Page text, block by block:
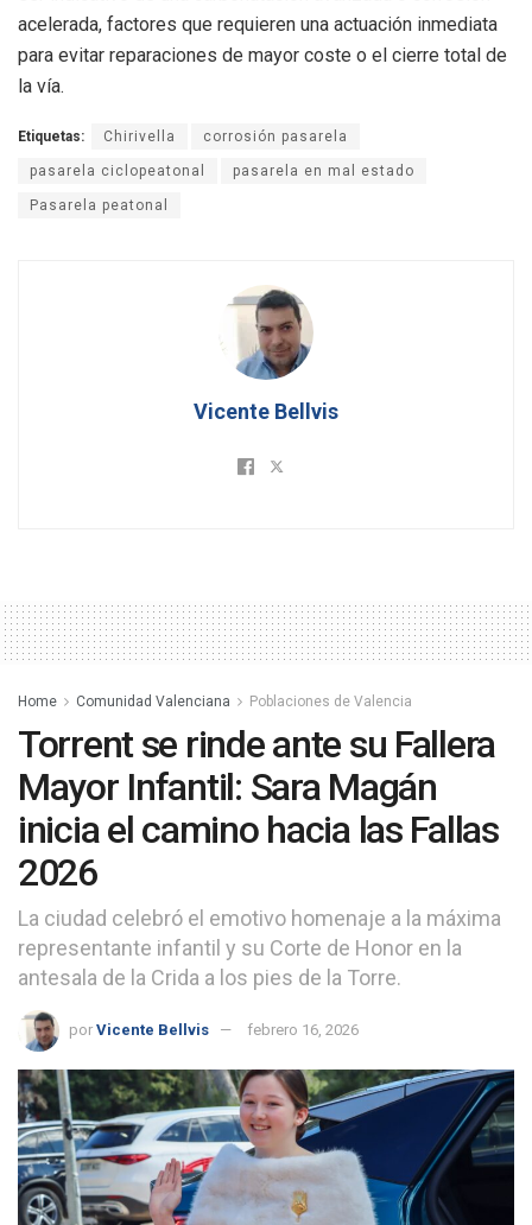
acelerada, factores que requieren una actuación inmediata
para evitar reparaciones de mayor coste o el cierre total de
la vía.
Etiquetas: Chirivella corrosión pasarela
pasarela ciclopeatonal pasarela en mal estado
Pasarela peatonal
Vicente Bellvis
Home Comunidad Valenciana Poblaciones de Valencia
Torrent se rinde ante su Fallera
Mayor Infantil: Sara Magán
inicia el camino hacia las Fallas
2026
La ciudad celebró el emotivo homenaje a la máxima
representante infantil y su Corte de Honor en la
antesala de la Crida a los pies de la Torre.
por Vicente Bellvis febrero 16, 2026